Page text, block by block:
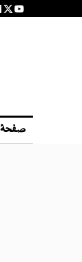
صفحۂ